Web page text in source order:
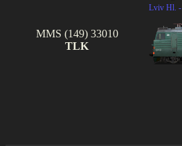
MMS (149) 33010
TLK
Lviv Hl. -